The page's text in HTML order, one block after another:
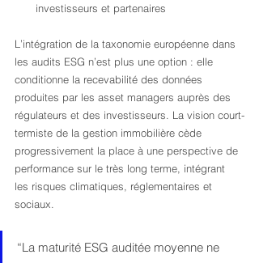
investisseurs et partenaires
L’intégration de la taxonomie européenne dans
les audits ESG n’est plus une option : elle
conditionne la recevabilité des données
produites par les asset managers auprès des
régulateurs et des investisseurs. La vision court-
termiste de la gestion immobilière cède
progressivement la place à une perspective de
performance sur le très long terme, intégrant
les risques climatiques, réglementaires et
sociaux.
“La maturité ESG auditée moyenne ne